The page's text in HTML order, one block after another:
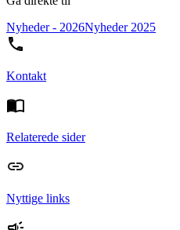
Nyheder - 2026Nyheder 2025
Kontakt
Relaterede sider
Nyttige links